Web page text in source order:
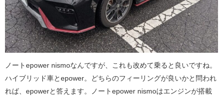
ノートepower nismoなんですが、これも改めて乗ると良いですね。
ハイブリッド車とepower。どちらのフィーリングが良いかと問われ
れば、epowerと答えます。ノートepower nismoはエンジンが搭載